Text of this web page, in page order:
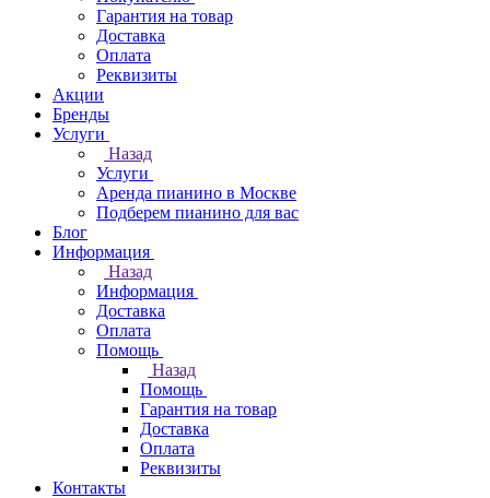
Гарантия на товар
Доставка
Оплата
Реквизиты
Акции
Бренды
Услуги
Назад
Услуги
Аренда пианино в Москве
Подберем пианино для вас
Блог
Информация
Назад
Информация
Доставка
Оплата
Помощь
Назад
Помощь
Гарантия на товар
Доставка
Оплата
Реквизиты
Контакты